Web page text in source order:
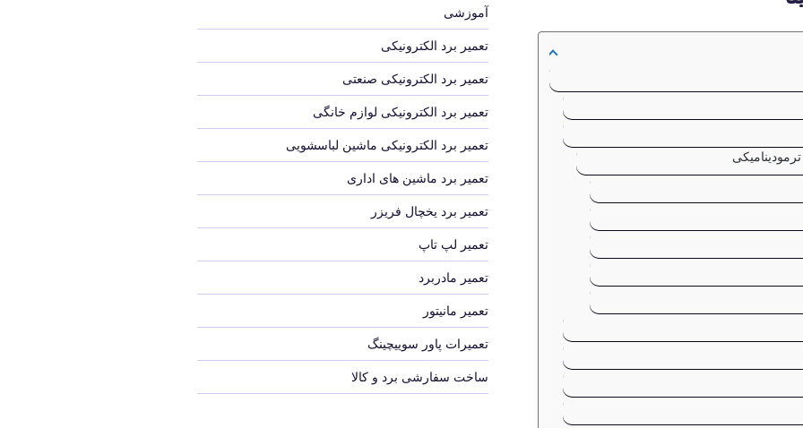
آموزشی
تعمیر برد الکترونیکی
تعمیر برد الکترونیکی صنعتی
تعمیر برد الکترونیکی لوازم خانگی
تعمیر برد الکترونیکی ماشین لباسشویی
تعمیر برد ماشین های اداری
تعمیر برد یخچال فریزر
تعمیر لپ تاپ
تعمیر مادربرد
تعمیر مانیتور
تعمیرات پاور سوییچینگ
ساخت سفارشی برد و کالا